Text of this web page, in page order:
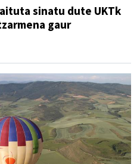
sinatu dute UKTk
gaur